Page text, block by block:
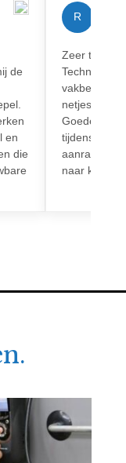
de
en
die
R
Zeer
Techniek!
netjes en
Goede
tijdens het
aanrader
naar